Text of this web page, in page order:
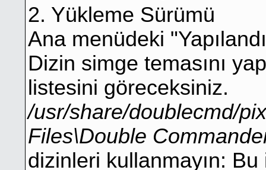
2. Yükleme Sürümü
Ana menüdeki
Dizin simge temasını
listesini göreceksiniz.
/usr/share/doublecmd/
Files\Double
dizinleri kullanmayın: Bu